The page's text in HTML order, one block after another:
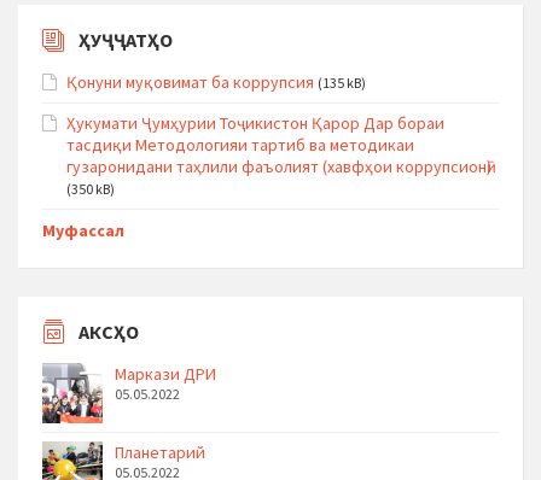
ҲУҶҶАТҲО
Қонуни муқовимат ба коррупсия (135 kB)
Ҳукумати Ҷумҳурии Тоҷикистон Қарор Дар бораи
тасдиқи Методологияи тартиб ва методикаи
гузаронидани таҳлили фаъолият (хавфҳои коррупсионӣ)
(350 kB)
Муфассал
АКСҲО
Маркази ДРИ
05.05.2022
Планетарий
05.05.2022